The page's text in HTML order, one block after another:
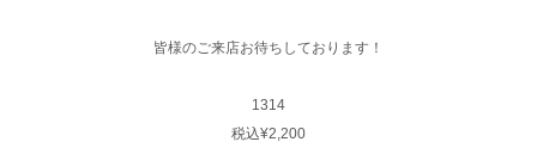
皆様のご来店お待ちしております！
1314
税込¥2,200